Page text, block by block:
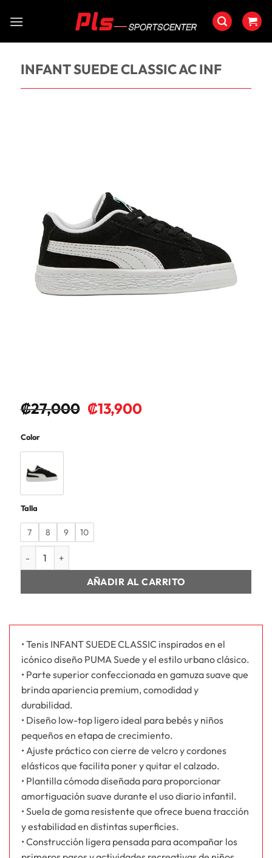
INFANT SUEDE CLASSIC AC INF
₡27,000 ₡13,900
Color
Talla
7 8 9
10
INFANT SUEDE CLASSIC AC INF cantidad
AÑADIR AL CARRITO
• Tenis INFANT SUEDE CLASSIC inspirados en el
icónico diseño PUMA Suede y el estilo urbano clásico.
• Parte superior confeccionada en gamuza suave que
brinda apariencia premium, comodidad y
durabilidad.
• Diseño low-top ligero ideal para bebés y niños
pequeños en etapa de crecimiento.
• Ajuste práctico con cierre de velcro y cordones
elásticos que facilita poner y quitar el calzado.
• Plantilla cómoda diseñada para proporcionar
amortiguación suave durante el uso diario infantil.
• Suela de goma resistente que ofrece buena tracción
y estabilidad en distintas superficies.
• Construcción ligera pensada para acompañar los